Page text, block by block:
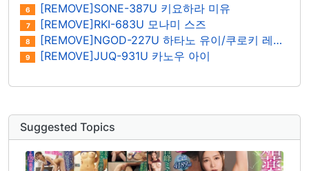
6 [REMOVE]SONE-387U 키요하라 미유
7 [REMOVE]RKI-683U 모나미 스즈
8 [REMOVE]NGOD-227U 하타노 유이/쿠로키 레이나
9 [REMOVE]JUQ-931U 카노우 아이
Suggested Topics